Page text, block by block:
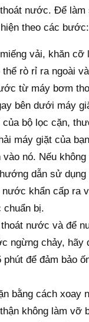
nước. Để làm
theo các bước:
vải, khăn cỡ
rò rỉ ra ngoài
từ máy bơm
bên dưới máy
của bộ lọc cặn,
máy giặt của
vào nó. Nếu
dẫn sử dụng
nước khẩn cấp ra
bị.
thoát nước và để
ngừng chảy, hãy
để đảm bảo
bằng cách xoay
không làm vỡ